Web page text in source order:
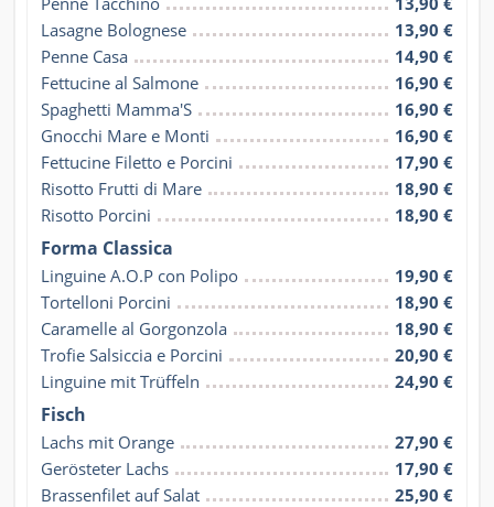
Lasagne Bolognese
13,90 €
Penne Casa
14,90 €
Fettucine al Salmone
16,90 €
Spaghetti Mamma'S
16,90 €
Gnocchi Mare e Monti
16,90 €
Fettucine Filetto e Porcini
17,90 €
Risotto Frutti di Mare
18,90 €
Risotto Porcini
18,90 €
Forma Classica
Linguine A.O.P con Polipo
19,90 €
Tortelloni Porcini
18,90 €
Caramelle al Gorgonzola
18,90 €
Trofie Salsiccia e Porcini
20,90 €
Linguine mit Trüffeln
24,90 €
Fisch
Lachs mit Orange
27,90 €
Gerösteter Lachs
17,90 €
Brassenfilet auf Salat
25,90 €